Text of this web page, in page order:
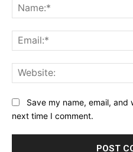
Save my name, email,
next time I comment.